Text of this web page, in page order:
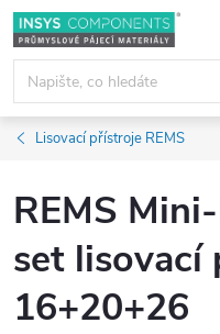
Přejít
na
obsah
Lisovací přístroje REMS
REMS
set lisovací
16+20+26